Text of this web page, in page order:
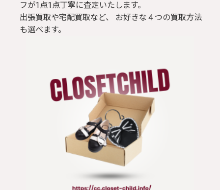
フが1点1点丁寧に査定いたします。
出張買取や宅配買取など、 お好きな４つの買取方法
も選べます。